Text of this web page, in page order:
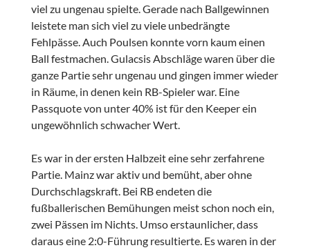
viel zu ungenau spielte. Gerade nach Ballgewinnen
leistete man sich viel zu viele unbedrängte
Fehlpässe. Auch Poulsen konnte vorn kaum einen
Ball festmachen. Gulacsis Abschläge waren über die
ganze Partie sehr ungenau und gingen immer wieder
in Räume, in denen kein RB-Spieler war. Eine
Passquote von unter 40% ist für den Keeper ein
ungewöhnlich schwacher Wert.
Es war in der ersten Halbzeit eine sehr zerfahrene
Partie. Mainz war aktiv und bemüht, aber ohne
Durchschlagskraft. Bei RB endeten die
fußballerischen Bemühungen meist schon noch ein,
zwei Pässen im Nichts. Umso erstaunlicher, dass
daraus eine 2:0-Führung resultierte. Es waren in der